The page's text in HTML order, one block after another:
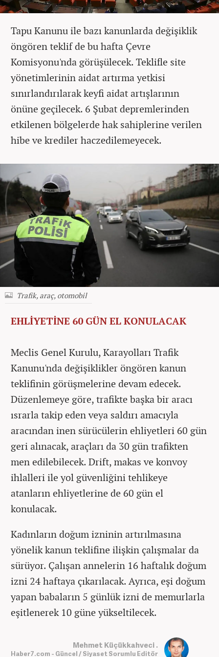
Tapu Kanunu ile bazı kanunlarda değişiklik
öngören teklif de bu hafta Çevre
Komisyonu'nda görüşülecek. Teklifle site
yönetimlerinin aidat artırma yetkisi
sınırlandırılarak keyfi aidat artışlarının
önüne geçilecek. 6 Şubat depremlerinden
etkilenen bölgelerde hak sahiplerine verilen
hibe ve krediler haczedilemeyecek.
Trafik, araç, otomobil
EHLİYETİNE 60 GÜN EL KONULACAK
Meclis Genel Kurulu, Karayolları Trafik
Kanunu'nda değişiklikler öngören kanun
teklifinin görüşmelerine devam edecek.
Düzenlemeye göre, trafikte başka bir aracı
ısrarla takip eden veya saldırı amacıyla
aracından inen sürücülerin ehliyetleri 60 gün
geri alınacak, araçları da 30 gün trafikten
men edilebilecek. Drift, makas ve konvoy
ihlalleri ile yol güvenliğini tehlikeye
atanların ehliyetlerine de 60 gün el
konulacak.
Kadınların doğum izninin artırılmasına
yönelik kanun teklifine ilişkin çalışmalar da
sürüyor. Çalışan annelerin 16 haftalık doğum
izni 24 haftaya çıkarılacak. Ayrıca, eşi doğum
yapan babaların 5 günlük izni de memurlarla
eşitlenerek 10 güne yükseltilecek.
Mehmet Küçükkahveci .
Haber7.com - Güncel / Siyaset Sorumlu Editör